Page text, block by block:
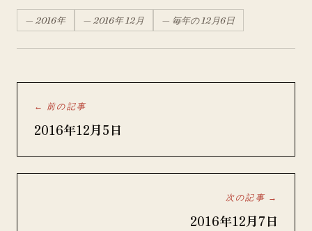
— 2016年 — 2016年 12月 — 毎年の 12月6日
← 前の記事
2016年12月5日
次の記事 →
2016年12月7日